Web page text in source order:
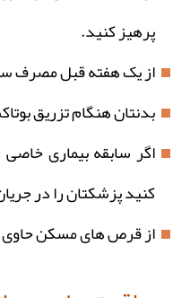
پرهیز کنید.
از یک هفته قبل مصرف
بدنتان هنگام تزریق
اگر سابقه بیماری
کنید پزشکتان را در
از قرص های مسکن حاوی